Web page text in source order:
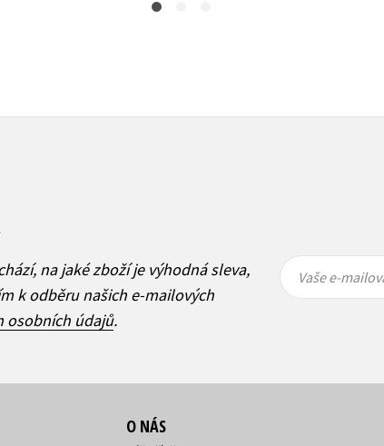
na jaké zboží je výhodná sleva,
k odběru našich e-mailových
osobních údajů.
mailová
mailová
Vaše e-
O NÁS